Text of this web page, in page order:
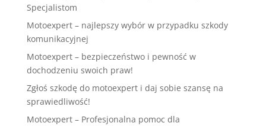
Specjalistom
Motoexpert – najlepszy wybór w przypadku szkody
komunikacyjnej
Motoexpert – bezpieczeństwo i pewność w
dochodzeniu swoich praw!
Zgłoś szkodę do motoexpert i daj sobie szansę na
sprawiedliwość!
Motoexpert – Profesjonalna pomoc dla